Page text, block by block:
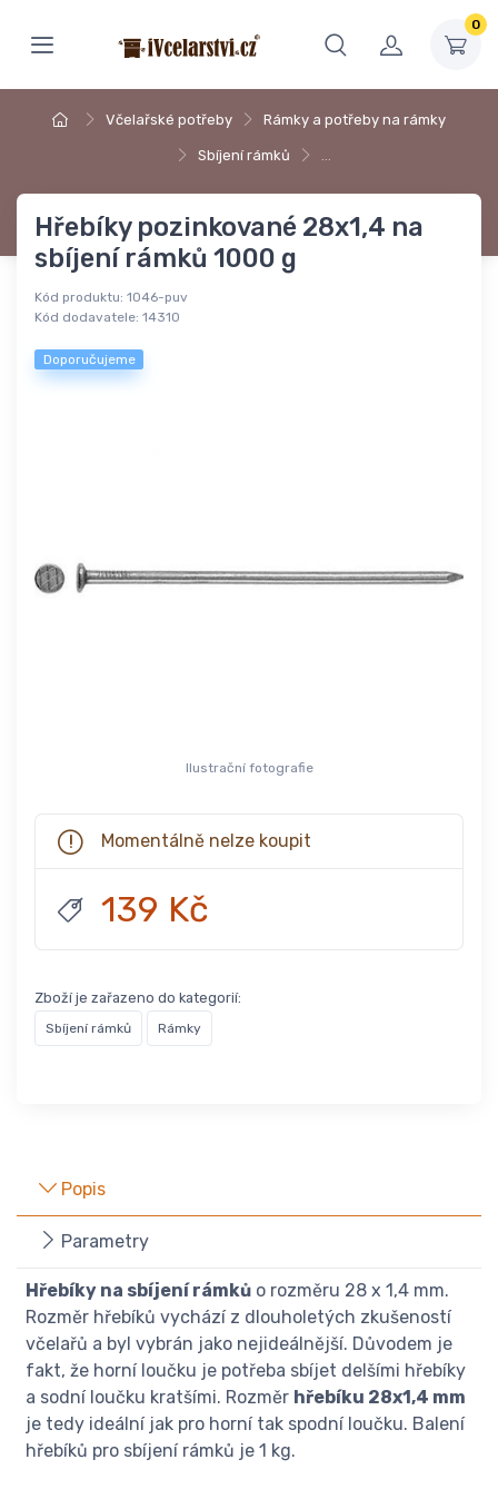
0
Včelařské potřeby Rámky a potřeby na rámky
Sbíjení rámků …
Hřebíky pozinkované 28x1,4 na
sbíjení rámků 1000 g
Kód produktu: 1046-puv
Kód dodavatele: 14310
Doporučujeme
Ilustrační fotografie
Momentálně nelze koupit
139 Kč
Zboží je zařazeno do kategorií:
Sbíjení rámků Rámky
Popis
Parametry
Hřebíky na sbíjení rámků o rozměru 28 x 1,4 mm.
Rozměr hřebíků vychází z dlouholetých zkušeností
včelařů a byl vybrán jako nejideálnější. Důvodem je
fakt, že horní loučku je potřeba sbíjet delšími hřebíky
a sodní loučku kratšími. Rozměr hřebíku 28x1,4 mm
je tedy ideální jak pro horní tak spodní loučku. Balení
hřebíků pro sbíjení rámků je 1 kg.